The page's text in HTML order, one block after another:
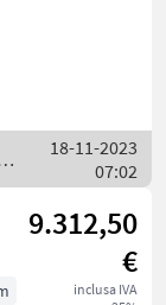
to
18-11-2023
07:02
9.312,50
€
inclusa IVA